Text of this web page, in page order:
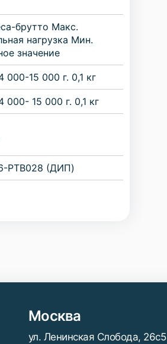
брутто Макс.
нагрузка Мин.
значение
000-15 000 г. 0,1 кг
000- 15 000 г. 0,1 кг
PTB028 (ДИП)
Москва
ул. Ленинская Слобода, 26с5